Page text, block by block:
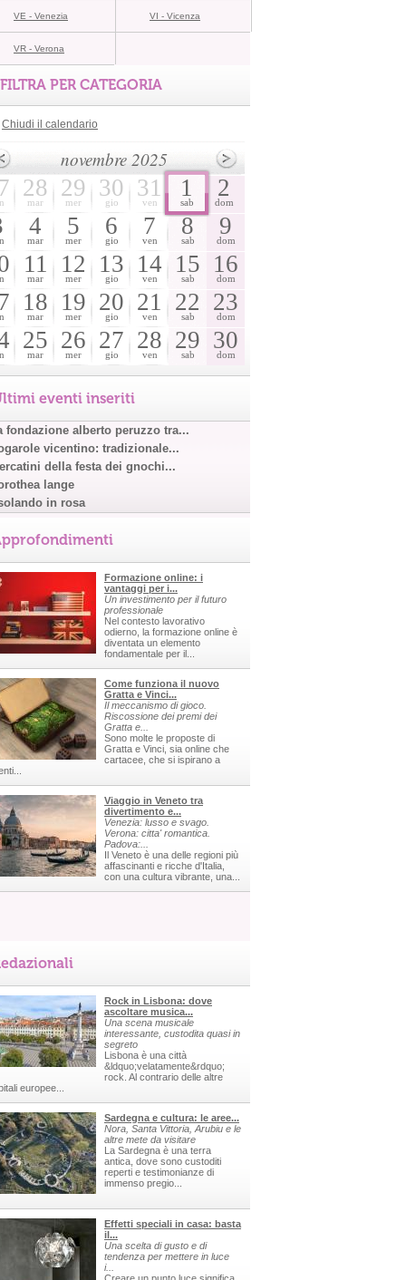
VE - Venezia VI - Vicenza
VR - Verona
FILTRA PER CATEGORIA
Chiudi il calendario
novembre 2025
28
mar
29
mer
30
gio
31
ven
1
sab
2
dom
4
mar
5
mer
6
gio
7
ven
8
sab
9
dom
11
mar
12
mer
13
gio
14
ven
15
sab
16
dom
18
mar
19
mer
20
gio
21
ven
22
sab
23
dom
25
mar
26
mer
27
gio
28
ven
29
sab
30
dom
eventi inseriti
fondazione alberto peruzzo tra...
vicentino: tradizionale...
della festa dei gnochi...
lange
in rosa
Formazione online: i
vantaggi per i...
Un investimento per il futuro
professionale
Nel contesto lavorativo
odierno, la formazione online è
diventata un elemento
fondamentale per il...
Come funziona il nuovo
Gratta e Vinci...
Il meccanismo di gioco.
Riscossione dei premi dei
Gratta e...
Sono molte le proposte di
Gratta e Vinci, sia online che
cartacee, che si ispirano a
Viaggio in Veneto tra
divertimento e...
Venezia: lusso e svago.
Verona: citta' romantica.
Padova:...
Il Veneto è una delle regioni più
affascinanti e ricche d'Italia,
con una cultura vibrante, una...
Rock in Lisbona: dove
ascoltare musica...
Una scena musicale
interessante, custodita quasi in
segreto
Lisbona è una città
&ldquo;velatamente&rdquo;
rock. Al contrario delle altre
europee...
Sardegna e cultura: le aree...
Nora, Santa Vittoria, Arubiu e le
altre mete da visitare
La Sardegna è una terra
antica, dove sono custoditi
reperti e testimonianze di
immenso pregio...
Effetti speciali in casa: basta
il...
Una scelta di gusto e di
tendenza per mettere in luce
i...